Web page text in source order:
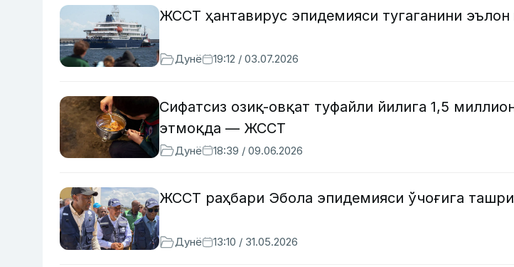
ЖССТ ҳантавирус эпидемияси тугаганини эълон
Дунё 19:12 / 03.07.2026
Сифатсиз озиқ-овқат туфайли йилига 1,5
этмоқда — ЖССТ
Дунё 18:39 / 09.06.2026
ЖССТ раҳбари Эбола эпидемияси ўчоғига
Дунё 13:10 / 31.05.2026